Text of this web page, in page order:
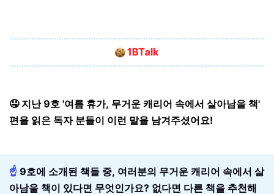
🤤 지난 9호 '여름 휴가, 무거운 캐리어 속에서 살아남을 책'
편을 읽은 독자 분들이 이런 말을 남겨주셨어요!
☝️ 9호에 소개된 책들 중, 여러분의 무거운 캐리어 속에서 살
아남을 책이 있다면 무엇인가요? 없다면 다른 책을 추천해